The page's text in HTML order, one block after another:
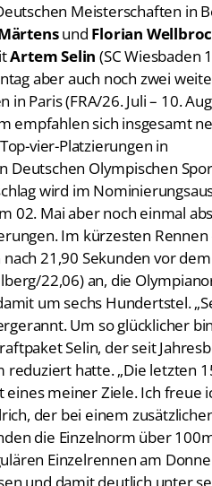
Meisterschaften in
und Florian
Artem Selin (SC Wiesbaden
aber auch noch zwei
Paris (FRA/26. Juli – 10.
empfahlen sich insgesamt
vier-Platzierungen in
Deutschen Olympischen
wird im
02. Mai aber noch einmal
Im kürzesten
21,90 Sekunden vor
22,06) an, die
um sechs Hundertstel.
Um so glücklicher
Selin, der seit
reduziert hatte. „Die letzten
meiner Ziele. Ich freue
der bei einem
die Einzelnorm über
Einzelrennen am